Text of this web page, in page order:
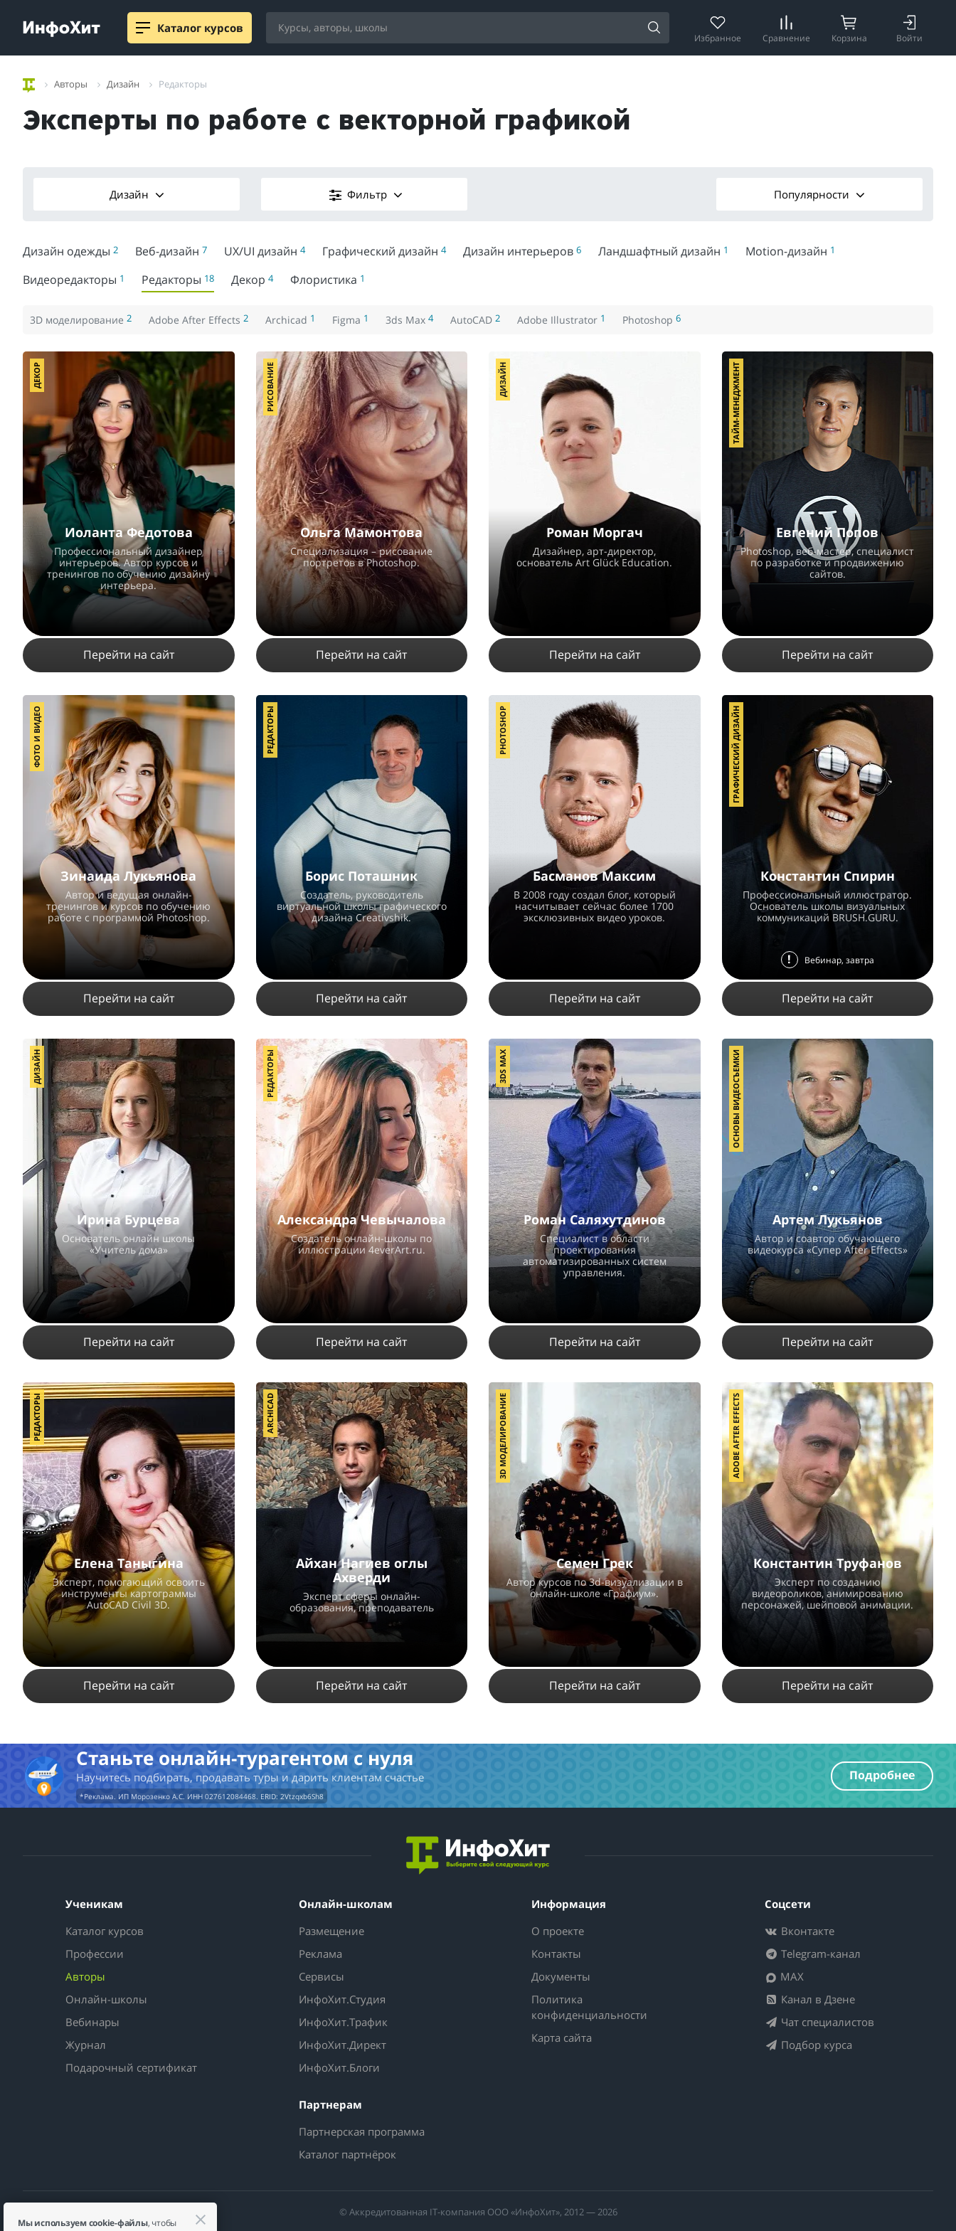
Каталог курсов
Избранное Сравнение Корзина Войти
Авторы Дизайн Редакторы
Эксперты по работе с векторной графикой
Дизайн Фильтр Популярности
Дизайн одежды 2 Веб-дизайн 7 UX/UI дизайн 4 Графический дизайн 4 Дизайн интерьеров 6 Ландшафтный дизайн 1 Motion-дизайн 1
Видеоредакторы 1 Редакторы 18 Декор 4 Флористика 1
3D моделирование 2 Adobe After Effects 2 Archicad 1 Figma 1 3ds Max 4 AutoCAD 2 Adobe Illustrator 1 Photoshop 6
Иоланта Федотова
Профессиональный дизайнер
интерьеров. Автор курсов и
тренингов по обучению дизайну
интерьера.
22791 42 9
ПОДРОБНЕЕ
ДЕКОР
Перейти на сайт
Ольга Мамонтова
Специализация – рисование
портретов в Photoshop.
15 2
ПОДРОБНЕЕ
РИСОВАНИЕ
Перейти на сайт
Роман Моргач
Дизайнер, арт-директор,
основатель Art Glück Education.
2866 35 18
ДИЗАЙН
Перейти на сайт
Евгений Попов
Photoshop, веб-мастер, специалист
по разработке и продвижению
сайтов.
27457 7
ПОДРОБНЕЕ
ТАЙМ-МЕНЕДЖМЕНТ
Перейти на сайт
Зинаида Лукьянова
Автор и ведущая онлайн-
тренингов и курсов по обучению
работе с программой Photoshop.
19091 7 1
ПОДРОБНЕЕ
ФОТО И ВИДЕО
Перейти на сайт
Борис Поташник
Создатель, руководитель
виртуальной школы графического
дизайна Creativshik.
15537 9 12
ПОДРОБНЕЕ
РЕДАКТОРЫ
Перейти на сайт
Басманов Максим
В 2008 году создал блог, который
насчитывает сейчас более 1700
эксклюзивных видео уроков.
15275 13
ПОДРОБНЕЕ
PHOTOSHOP
Перейти на сайт
Константин Спирин
Профессиональный иллюстратор.
Основатель школы визуальных
коммуникаций BRUSH.GURU.
3498 4 2
ПОДРОБНЕЕ
! Вебинар, завтра
ГРАФИЧЕСКИЙ ДИЗАЙН
Перейти на сайт
Ирина Бурцева
Основатель онлайн школы
«Учитель дома»
4355 1
ПОДРОБНЕЕ
ДИЗАЙН
Перейти на сайт
Александра Чевычалова
Создатель онлайн-школы по
иллюстрации 4everArt.ru.
5203 4 1
ПОДРОБНЕЕ
РЕДАКТОРЫ
Перейти на сайт
Роман Саляхутдинов
Специалист в области
проектирования
автоматизированных систем
управления.
ПОДРОБНЕЕ
3DS MAX
Перейти на сайт
Артем Лукьянов
Автор и соавтор обучающего
видеокурса «Супер After Effects»
8877 2 1
ПОДРОБНЕЕ
ОСНОВЫ ВИДЕОСЪЕМКИ
Перейти на сайт
Елена Таныгина
Эксперт, помогающий освоить
инструменты картограммы
AutoCAD Civil 3D.
ПОДРОБНЕЕ
РЕДАКТОРЫ
Перейти на сайт
Айхан Нагиев оглы
Ахверди
Эксперт сферы онлайн-
образования, преподаватель
1226 10 2
ARCHICAD
Перейти на сайт
Семен Грек
Автор курсов по 3d-визуализации в
онлайн-школе «Графиум».
3D МОДЕЛИРОВАНИЕ
Перейти на сайт
Константин Труфанов
Эксперт по созданию
видеороликов, анимированию
персонажей, шейповой анимации.
ПОДРОБНЕЕ
ADOBE AFTER EFFECTS
Перейти на сайт
Станьте онлайн-турагентом с нуля
Научитесь подбирать, продавать туры и дарить клиентам счастье
*Реклама. ИП Морозенко А.С. ИНН 027612084468. ERID: 2Vtzqxb6Sh8
Подробнее
Ученикам
Каталог курсов
Профессии
Авторы
Онлайн-школы
Вебинары
Журнал
Подарочный сертификат
Онлайн-школам
Размещение
Реклама
Сервисы
ИнфоХит.Студия
ИнфоХит.Трафик
ИнфоХит.Директ
ИнфоХит.Блоги
Партнерам
Партнерская программа
Каталог партнёрок
Информация
О проекте
Контакты
Документы
Политика
конфиденциальности
Карта сайта
Соцсети
Вконтакте
Telegram-канал
MAX
Канал в Дзене
Чат специалистов
Подбор курса
© Аккредитованная IT-компания ООО «ИнфоХит», 2012 — 2026
Мы используем cookie-файлы, чтобы